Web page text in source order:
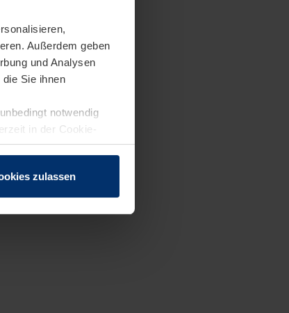
Außerdem geben
und Analysen
Sie ihnen
notwendig
in der Cookie-
zulassen